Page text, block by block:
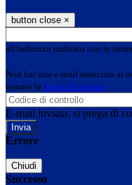
button close ×
all'indirizzo indicato con le
Non hai una e-mail associata al
tramite la Login Spaggiari
E-mail inviata, si prega di
Errore
Chiudi
Successo